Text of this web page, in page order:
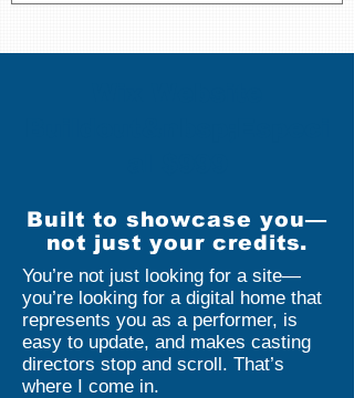
Built to showcase you—
not just your credits.
You’re not just looking for a site—
you’re looking for a digital home that
represents you as a performer, is
easy to update, and makes casting
directors stop and scroll. That’s
where I come in.